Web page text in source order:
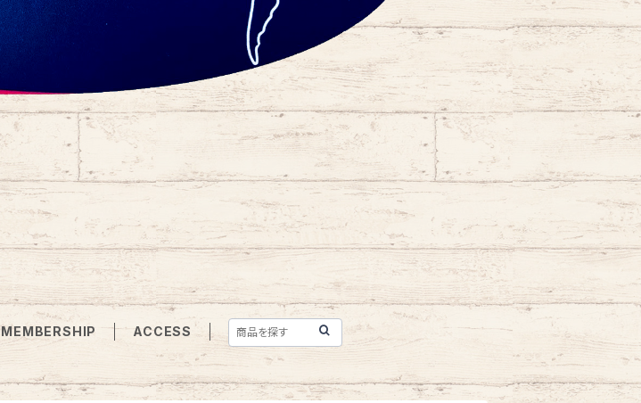
MEMBERSHIP ACCESS